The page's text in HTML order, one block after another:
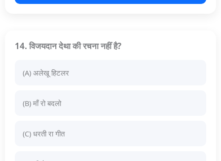
14. विजयदान देथा की रचना नहीं है?
(A) अलेखू हिटलर
(B) माँ रो बदलो
(C) धरती रा गीत